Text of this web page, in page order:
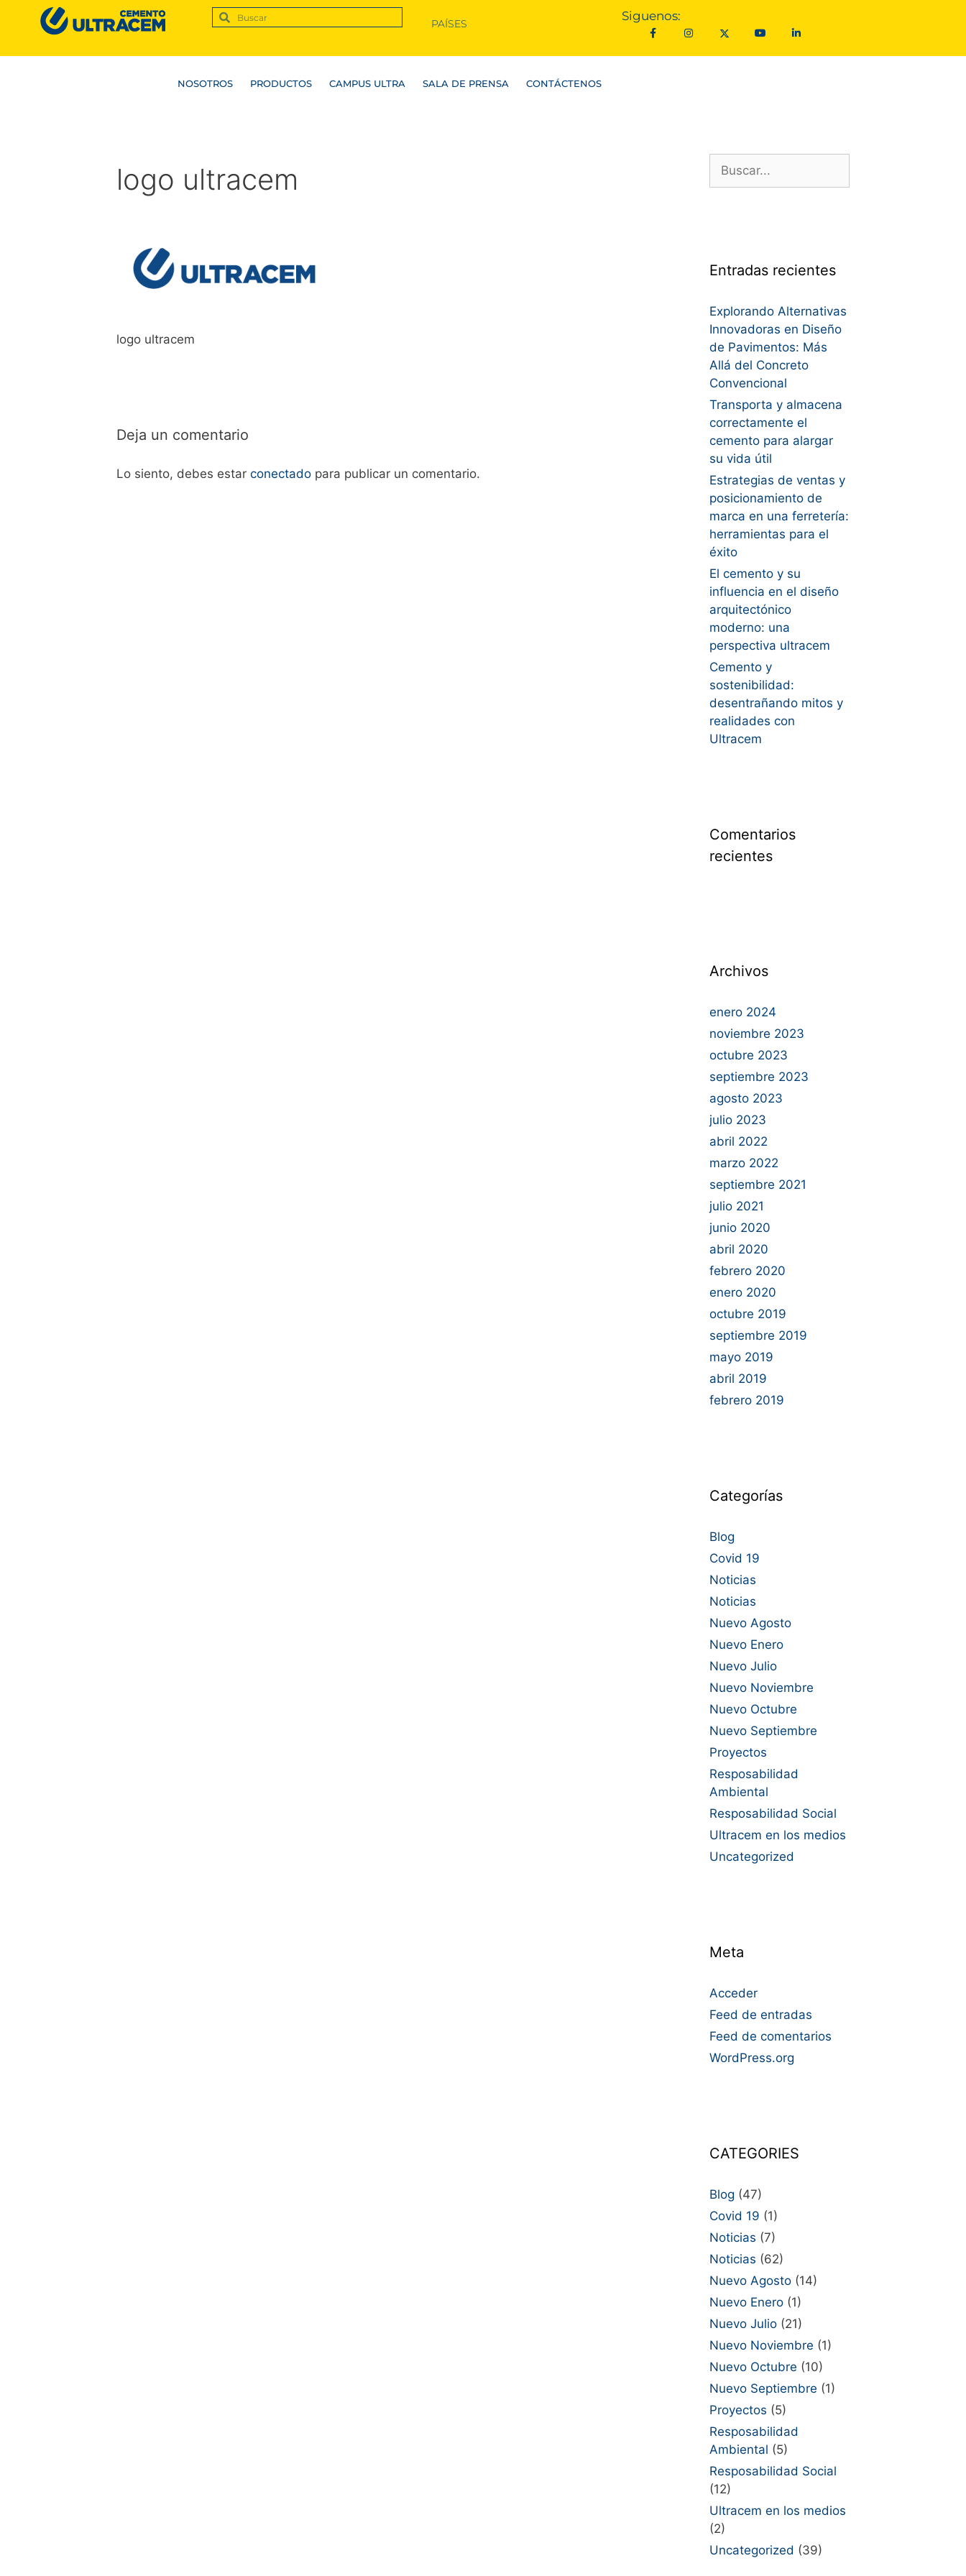
PAÍSES
Siguenos:
NOSOTROS PRODUCTOS CAMPUS ULTRA SALA DE PRENSA CONTÁCTENOS
logo ultracem
logo ultracem
Deja un comentario
Lo siento, debes estar conectado para publicar un comentario.
Entradas recientes
Explorando Alternativas
Innovadoras en Diseño
de Pavimentos: Más
Allá del Concreto
Convencional
Transporta y almacena
correctamente el
cemento para alargar
su vida útil
Estrategias de ventas y
posicionamiento de
marca en una ferretería:
herramientas para el
éxito
El cemento y su
influencia en el diseño
arquitectónico
moderno: una
perspectiva ultracem
Cemento y
sostenibilidad:
desentrañando mitos y
realidades con
Ultracem
Comentarios
recientes
Archivos
enero 2024
noviembre 2023
octubre 2023
septiembre 2023
agosto 2023
julio 2023
abril 2022
marzo 2022
septiembre 2021
julio 2021
junio 2020
abril 2020
febrero 2020
enero 2020
octubre 2019
septiembre 2019
mayo 2019
abril 2019
febrero 2019
Categorías
Blog
Covid 19
Noticias
Noticias
Nuevo Agosto
Nuevo Enero
Nuevo Julio
Nuevo Noviembre
Nuevo Octubre
Nuevo Septiembre
Proyectos
Resposabilidad
Ambiental
Resposabilidad Social
Ultracem en los medios
Uncategorized
Meta
Acceder
Feed de entradas
Feed de comentarios
WordPress.org
CATEGORIES
Blog (47)
Covid 19 (1)
Noticias (7)
Noticias (62)
Nuevo Agosto (14)
Nuevo Enero (1)
Nuevo Julio (21)
Nuevo Noviembre (1)
Nuevo Octubre (10)
Nuevo Septiembre (1)
Proyectos (5)
Resposabilidad
Ambiental (5)
Resposabilidad Social
(12)
Ultracem en los medios
(2)
Uncategorized (39)